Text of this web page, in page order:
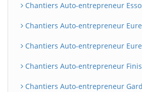
Chantiers Auto-entrepreneur
Chantiers Auto-entrepreneur Eure
Chantiers Auto-entrepreneur
Chantiers Auto-entrepreneur
Chantiers Auto-entrepreneur Gard